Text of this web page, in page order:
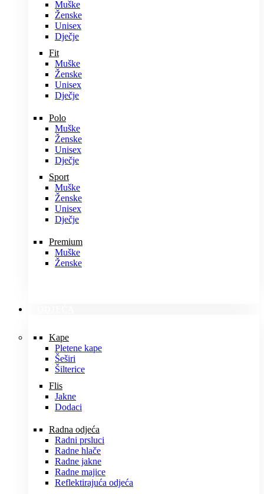
Muške
Ženske
Unisex
Dječje
Fit
Muške
Ženske
Unisex
Dječje
Polo
Muške
Ženske
Unisex
Dječje
Sport
Muške
Ženske
Unisex
Dječje
Premium
Muške
Ženske
Kape
Pletene kape
Šeširi
Šilterice
Flis
Jakne
Dodaci
Radna odjeća
Radni prsluci
Radne hlače
Radne jakne
Radne majice
Reflektirajuća odjeća